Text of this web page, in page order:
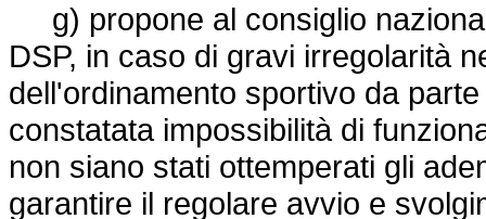
g) propone al consiglio
DSP, in caso di gravi irregolarità
dell'ordinamento sportivo da
constatata impossibilità di
non siano stati ottemperati gli
garantire il regolare avvio e